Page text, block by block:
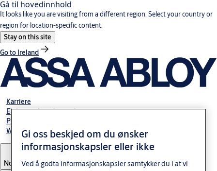
Gå til hovedinnhold
It looks like you are visiting from a different region. Select your country or
region for location-specific content.
Stay on this site
Go to Ireland
Karriere
Elektromekaniske guider
Partner Area
Webshop
Norway
Gi oss beskjed om du ønsker
informasjonskapsler eller ikke
Ved å godta informasjonskapsler samtykker du i at vi